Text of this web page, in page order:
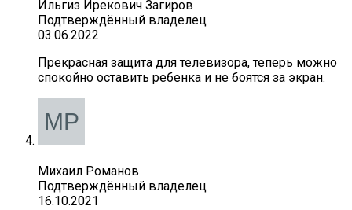
Ильгиз Ирекович Загиров
Подтверждённый владелец
03.06.2022
Прекрасная защита для телевизора, теперь можно
спокойно оставить ребенка и не боятся за экран.
Михаил Романов
Подтверждённый владелец
16.10.2021